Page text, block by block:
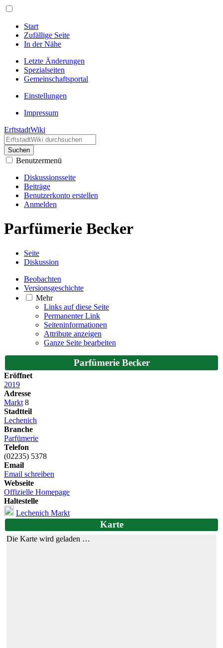
Start
Zufällige Seite
In der Nähe
Letzte Änderungen
Spezialseiten
Gemeinschafts­portal
Einstellungen
Impressum
ErftstadtWiki
Suchen
Benutzermenü
Diskussionsseite
Beiträge
Benutzerkonto erstellen
Anmelden
Parfümerie Becker
Seite
Diskussion
Beobachten
Versionsgeschichte
Mehr
Links auf diese Seite
Permanenter Link
Seiten­­informationen
Attribute anzeigen
Ganze Seite bearbeiten
Parfümerie Becker
Eröffnet
2019
Adresse
Markt 8
Stadtteil
Lechenich
Branche
Parfümerie
Telefon
(02235) 5378
Email
Email schreiben
Webseite
Offizielle Homepage
Haltestelle
Lechenich Markt
Karte
Die Karte wird geladen …